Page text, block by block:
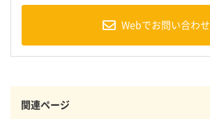
Webでお問い合わせ
関連ページ